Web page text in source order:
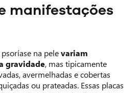
manifestações
na pelevariam
gravidade, mas tipicamente
avermelhadas e cobertas
ou prateadas. Essas placas